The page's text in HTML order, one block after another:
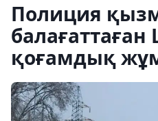
Полиция
қоғамдық